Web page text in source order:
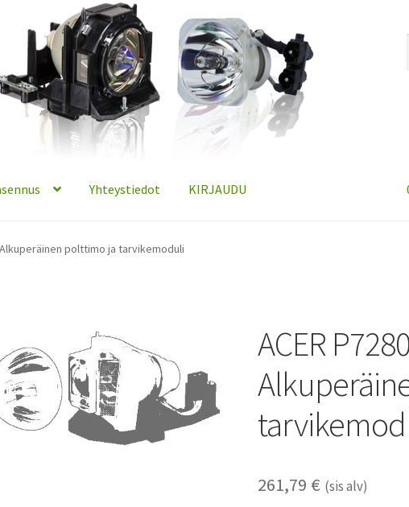
Yhteystiedot KIRJAUDU
Alkuperäinen polttimo ja tarvikemoduli
ACER
261,79 € (sis alv)